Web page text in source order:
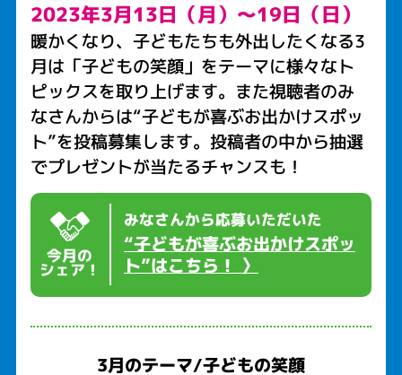
2023年3月13日（月）～19日（日）
暖かくなり、子どもたちも外出したくなる3
月は「子どもの笑顔」をテーマに様々なト
ピックスを取り上げます。また視聴者のみ
なさんからは“子どもが喜ぶお出かけスポッ
ト”を投稿募集します。投稿者の中から抽選
でプレゼントが当たるチャンスも！
今月の
シェア！
みなさんから応募いただいた
“子どもが喜ぶお出かけスポッ
ト”はこちら！ 〉
3月のテーマ/子どもの笑顔